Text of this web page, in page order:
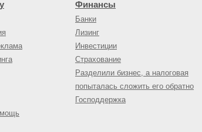
Финансы
Банки
Лизинг
Инвестиции
Страхование
Разделили бизнес, а налоговая
попыталась сложить его обратно
Господдержка